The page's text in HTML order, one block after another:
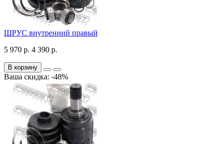
ШРУС внутренний правый
5 970 р. 4 390 р.
В корзину
Ваша скидка: -48%